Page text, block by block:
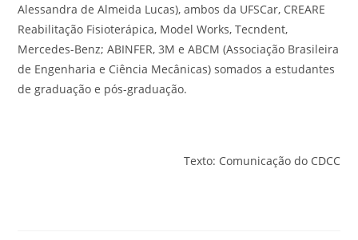
Alessandra de Almeida Lucas), ambos da UFSCar, CREARE
Reabilitação Fisioterápica, Model Works, Tecndent,
Mercedes-Benz; ABINFER, 3M e ABCM (Associação Brasileira
de Engenharia e Ciência Mecânicas) somados a estudantes
de graduação e pós-graduação.
Texto: Comunicação do CDCC